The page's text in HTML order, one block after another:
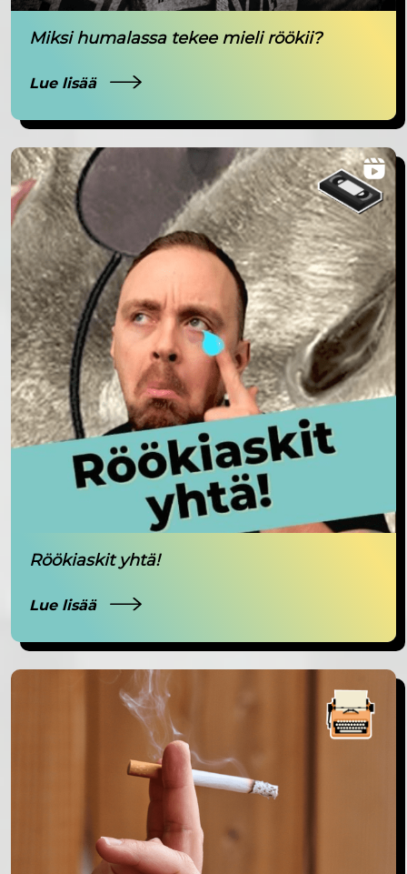
Miksi humalassa tekee mieli röökii?
Lue lisää
Röökiaskit yhtä!
Lue lisää